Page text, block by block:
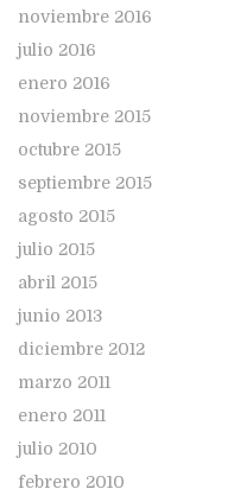
noviembre 2016
julio 2016
enero 2016
noviembre 2015
octubre 2015
septiembre 2015
agosto 2015
julio 2015
abril 2015
junio 2013
diciembre 2012
marzo 2011
enero 2011
julio 2010
febrero 2010